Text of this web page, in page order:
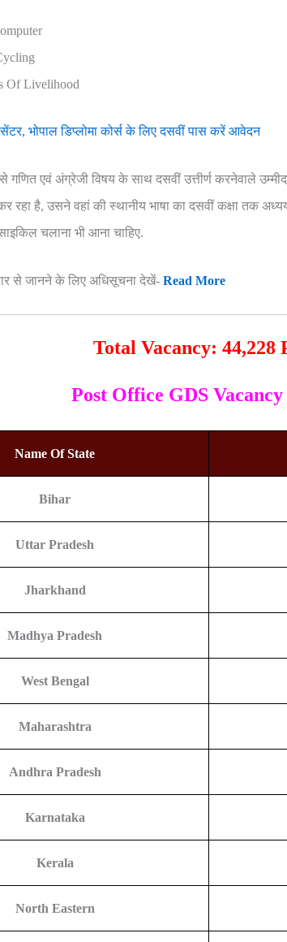
Of Livelihood
भोपाल डिप्लोमा कोर्स के लिए दसवीं पास करें आवेदन
से गणित एवं अंग्रेजी विषय के साथ दसवीं उत्तीर्ण करनेवाले
रहा है, उसने वहां की स्थानीय भाषा का दसवीं कक्षा तक
चलाना भी आना चाहिए.
से जानने के लिए अधिसूचना देखें- Read More
Total Vacancy: 44,228
Post Office GDS
Name Of State
Bihar
Uttar Pradesh
Jharkhand
Madhya Pradesh
West Bengal
Maharashtra
Andhra Pradesh
Karnataka
Kerala
North Eastern